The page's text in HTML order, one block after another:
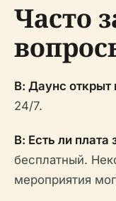
Часто
В: Даунс открыт
24/7.
В: Есть ли плата
бесплатный.
мероприятия